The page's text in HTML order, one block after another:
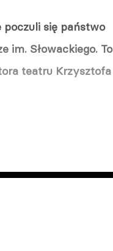
się państwo
im. Słowackiego. To
teatru Krzysztofa